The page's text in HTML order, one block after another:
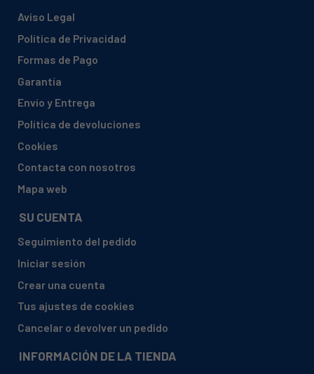
BOSCH, KG34NA10GB/02
BOSCH, KG34NA10GB/04
BOSCH, KG34NA10GB/05
BOSCH, KG34NA10GB/06
BOSCH, KG34NA40GB/01
BOSCH, KG34NA40GB/02
BOSCH, KG34NA40GB/04
BOSCH, KG34NA40GB/05
BOSCH, KG34NA90/05
BOSCH, KG34NA90/06
Aviso Legal
Política de Privacidad
Formas de Pago
Garantía
Envío y Entrega
Política de devoluciones
Cookies
Contacta con nosotros
Mapa web
SU CUENTA
Seguimiento del pedido
Iniciar sesión
Crear una cuenta
Tus ajustes de cookies
Cancelar o devolver un pedido
INFORMACIÓN DE LA TIENDA